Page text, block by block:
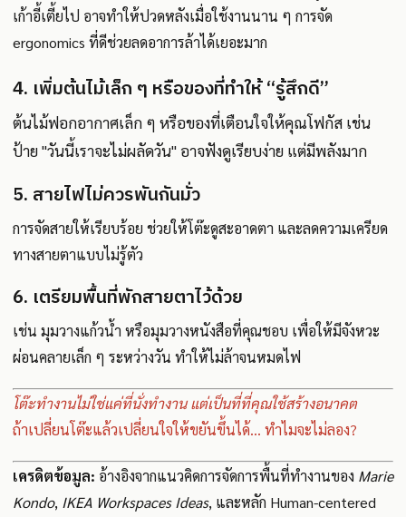
เก้าอี้เตี้ยไป อาจทำให้ปวดหลังเมื่อใช้งานนาน ๆ การจัด
ergonomics ที่ดีช่วยลดอาการล้าได้เยอะมาก
4. เพิ่มต้นไม้เล็ก ๆ หรือของที่ทำให้ “รู้สึกดี”
ต้นไม้ฟอกอากาศเล็ก ๆ หรือของที่เตือนใจให้คุณโฟกัส เช่น
ป้าย "วันนี้เราจะไม่ผลัดวัน" อาจฟังดูเรียบง่าย แต่มีพลังมาก
5. สายไฟไม่ควรพันกันมั่ว
การจัดสายให้เรียบร้อย ช่วยให้โต๊ะดูสะอาดตา และลดความเครียด
ทางสายตาแบบไม่รู้ตัว
6. เตรียมพื้นที่พักสายตาไว้ด้วย
เช่น มุมวางแก้วน้ำ หรือมุมวางหนังสือที่คุณชอบ เพื่อให้มีจังหวะ
ผ่อนคลายเล็ก ๆ ระหว่างวัน ทำให้ไม่ล้าจนหมดไฟ
โต๊ะทำงานไม่ใช่แค่ที่นั่งทำงาน แต่เป็นที่ที่คุณใช้สร้างอนาคต
ถ้าเปลี่ยนโต๊ะแล้วเปลี่ยนใจให้ขยันขึ้นได้... ทำไมจะไม่ลอง?
เครดิตข้อมูล: อ้างอิงจากแนวคิดการจัดการพื้นที่ทำงานของ Marie
Kondo, IKEA Workspaces Ideas, และหลัก Human-centered